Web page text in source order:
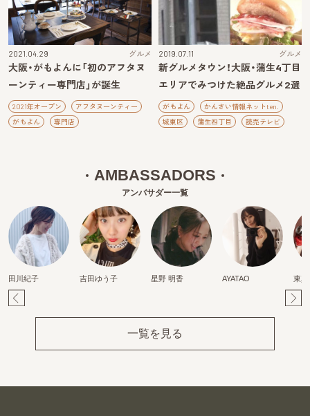
2021.04.29 グルメ
大阪・がもよんに「初のアフタヌ
ーンティー専門店」が誕生
2021年オープン
アフタヌーンティー
がもよん
専門店
2019.07.11 グルメ
新グルメタウン！大阪・蒲生4丁目
エリアでみつけた絶品グルメ2選
がもよん
かんさい情報ネットten.
城東区
蒲生四丁目 読売テレビ
AMBASSADORS
アンバサダー一覧
田川紀子 吉田ゆう子 星野 明香 AYATAO 東真
一覧を見る